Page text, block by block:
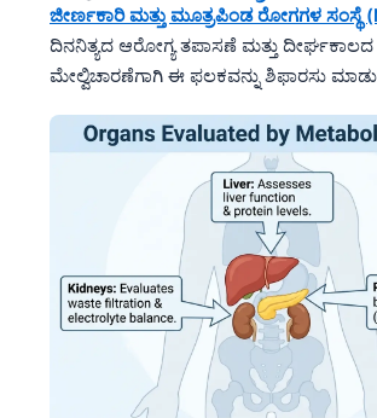
ಜೀರ್ಣಕಾರಿ ಮತ್ತು ಮೂತ್ರಪಿಂಡ ರೋಗಗಳ ಸಂಸ್ಥೆ
ದಿನನಿತ್ಯದ ಆರೋಗ್ಯ ತಪಾಸಣೆ ಮತ್ತು ದೀರ್ಘಕಾಲದ
ಮೇಲ್ವಿಚಾರಣೆಗಾಗಿ ಈ ಫಲಕವನ್ನು ಶಿಫಾರಸು